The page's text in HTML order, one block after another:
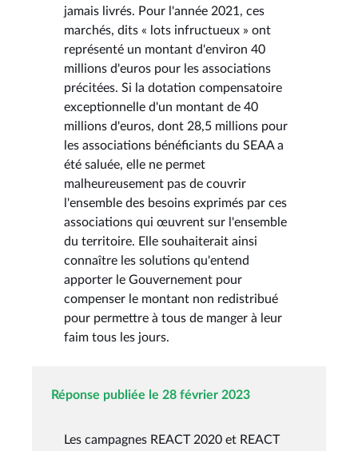
jamais livrés. Pour l'année 2021, ces
marchés, dits « lots infructueux » ont
représenté un montant d'environ 40
millions d'euros pour les associations
précitées. Si la dotation compensatoire
exceptionnelle d'un montant de 40
millions d'euros, dont 28,5 millions pour
les associations bénéficiants du SEAA a
été saluée, elle ne permet
malheureusement pas de couvrir
l'ensemble des besoins exprimés par ces
associations qui œuvrent sur l'ensemble
du territoire. Elle souhaiterait ainsi
connaître les solutions qu'entend
apporter le Gouvernement pour
compenser le montant non redistribué
pour permettre à tous de manger à leur
faim tous les jours.
Réponse publiée le 28 février 2023
Les campagnes REACT 2020 et REACT